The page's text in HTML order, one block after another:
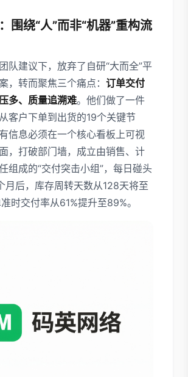
围绕“人”而非“机器”重构流
队建议下，放弃了自研“大而全”平
，转而聚焦三个痛点： 订单交付
多、质量追溯难。他们做了一件
客户下单到出货的19个关键节
信息必须在一个核心看板上可视
，打破部门墙，成立由销售、计
组成的“交付突击小组”，每日碰头
月后，库存周转天数从128天将至
时交付率从61%提升至89%。